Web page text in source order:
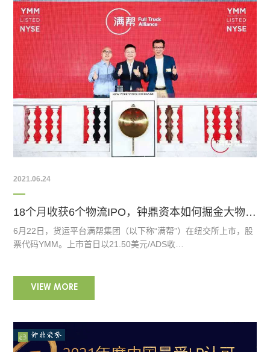
2021.06.24
18个月收获6个物流IPO，钟鼎资本如何掘金大物流？
6月22日，货运平台满帮集团（以下称“满帮”）在纽交所上市，股
票代码YMM。上市首日以21.50美元/ADS收…
VIEW MORE